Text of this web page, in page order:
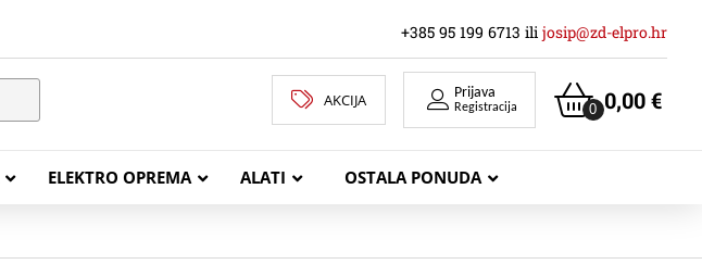
+385 95 199 6713 ili josip@zd-elpro.hr
AKCIJA Prijava
Registracija 0,00€
0
ELEKTRO OPREMA ALATI OSTALA PONUDA